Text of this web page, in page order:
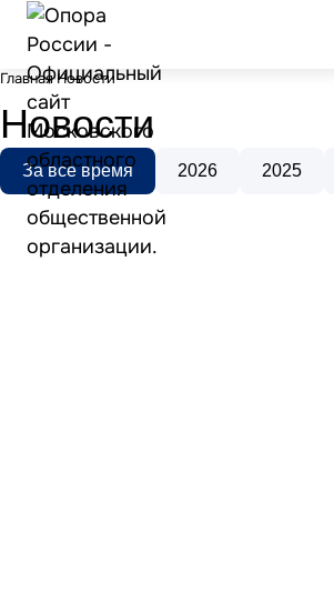
Главная Новости
Новости
За все время 2026 2025